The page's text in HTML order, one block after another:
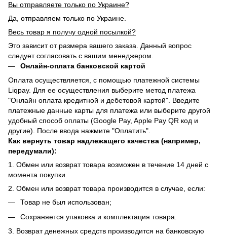
Вы отправляете только по Украине?
Да, отправляем только по Украине.
Весь товар я получу одной посылкой?
Это зависит от размера вашего заказа. Данный вопрос
следует согласовать с вашим менеджером.
Онлайн-оплата банковской картой
Оплата осуществляется, с помощью платежной системы
Liqpay. Для ее осуществления выберите метод платежа
"Онлайн оплата кредитной и дебетовой картой". Введите
платежные данные карты для платежа или выберите другой
удобный способ оплаты (Google Pay, Apple Pay QR код и
другие). После ввода нажмите "Оплатить".
Как вернуть товар надлежащего качества (например,
передумали):
1. Обмен или возврат товара возможен в течение 14 дней с
момента покупки.
2. Обмен или возврат товара производится в случае, если:
Товар не был использован;
Сохраняется упаковка и комплектация товара.
3. Возврат денежных средств производится на банковскую